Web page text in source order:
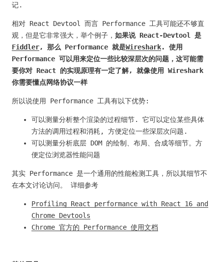
记.
相对 React Devtool 而言 Performance 工具可能还不够直
观，但是它非常强大，举个例子， 如果说 React-Devtool 是
Fiddler, 那么 Performance 就是Wireshark. 使用
Performance 可以用来定位一些比较深层次的问题，这可能需
要你对 React 的实现原理有一定了解, 就像使用 Wireshark
你需要懂点网络协议一样
所以说使用 Performance 工具有以下优势:
可以测量分析整个渲染的过程细节. 它可以定位某些具体
方法的调用过程和消耗, 方便定位一些深层次问题.
可以测量分析底层 DOM 的绘制、布局、合成等细节。方
便定位浏览器性能问题
其实 Performance 是一个通用的性能检测工具，所以其细节不
在本文讨论访问。 详细参考
Profiling React performance with React 16 and
Chrome Devtools
Chrome 官方的 Performance 使用文档